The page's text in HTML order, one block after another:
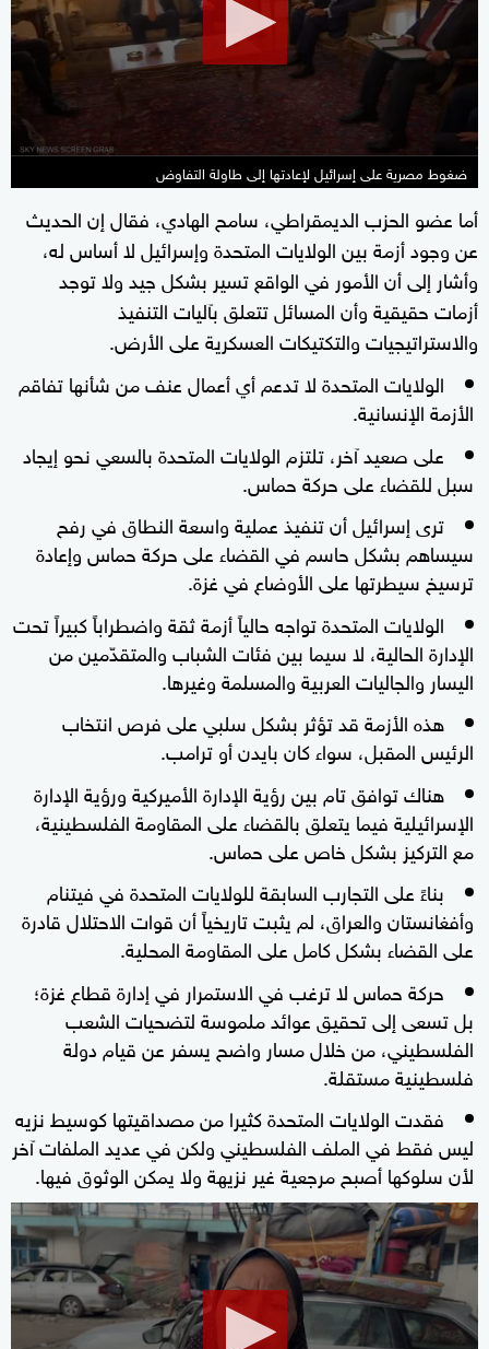
minutes,
39
seconds
ضغوط مصرية على إسرائيل لإعادتها إلى طاولة التفاوض
أما عضو الحزب الديمقراطي، سامح الهادي، فقال إن الحديث
عن وجود أزمة بين الولايات المتحدة وإسرائيل لا أساس له،
وأشار إلى أن الأمور في الواقع تسير بشكل جيد ولا توجد
أزمات حقيقية وأن المسائل تتعلق بآليات التنفيذ
والاستراتيجيات والتكتيكات العسكرية على الأرض.
الولايات المتحدة لا تدعم أي أعمال عنف من شأنها تفاقم
الأزمة الإنسانية.
على صعيد آخر، تلتزم الولايات المتحدة بالسعي نحو إيجاد
سبل للقضاء على حركة حماس.
ترى إسرائيل أن تنفيذ عملية واسعة النطاق في رفح
سيساهم بشكل حاسم في القضاء على حركة حماس وإعادة
ترسيخ سيطرتها على الأوضاع في غزة.
الولايات المتحدة تواجه حالياً أزمة ثقة واضطراباً كبيراً تحت
الإدارة الحالية، لا سيما بين فئات الشباب والمتقدّمين من
اليسار والجاليات العربية والمسلمة وغيرها.
هذه الأزمة قد تؤثر بشكل سلبي على فرص انتخاب
الرئيس المقبل، سواء كان بايدن أو ترامب.
هناك توافق تام بين رؤية الإدارة الأميركية ورؤية الإدارة
الإسرائيلية فيما يتعلق بالقضاء على المقاومة الفلسطينية،
مع التركيز بشكل خاص على حماس.
بناءً على التجارب السابقة للولايات المتحدة في فيتنام
وأفغانستان والعراق، لم يثبت تاريخياً أن قوات الاحتلال قادرة
على القضاء بشكل كامل على المقاومة المحلية.
حركة حماس لا ترغب في الاستمرار في إدارة قطاع غزة؛
بل تسعى إلى تحقيق عوائد ملموسة لتضحيات الشعب
الفلسطيني، من خلال مسار واضح يسفر عن قيام دولة
فلسطينية مستقلة.
فقدت الولايات المتحدة كثيرا من مصداقيتها كوسيط نزيه
ليس فقط في الملف الفلسطيني ولكن في عديد الملفات آخر
لأن سلوكها أصبح مرجعية غير نزيهة ولا يمكن الوثوق فيها.
0
seconds
of
1